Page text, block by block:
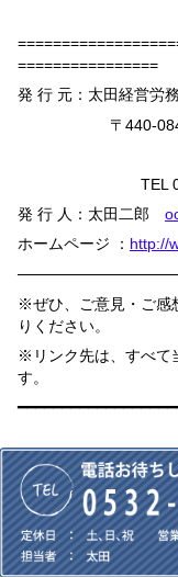
================
発 行 元：太田経営労
〒 440-
TEL
発 行 人：太田二郎
ホームページ ： http://
※ぜひ、ご意見・ご感
りください。
※リンク先は、すべて
す。